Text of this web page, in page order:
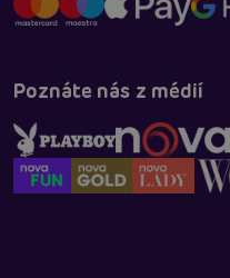
Poznáte nás z médií